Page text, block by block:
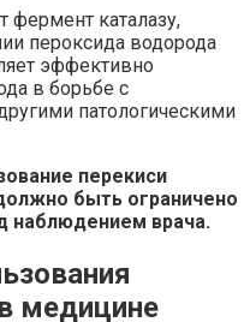
фермент каталазу,
пероксида водорода
эффективно
в борьбе с
патологическими
перекиси
быть ограничено
наблюдением врача.
медицине